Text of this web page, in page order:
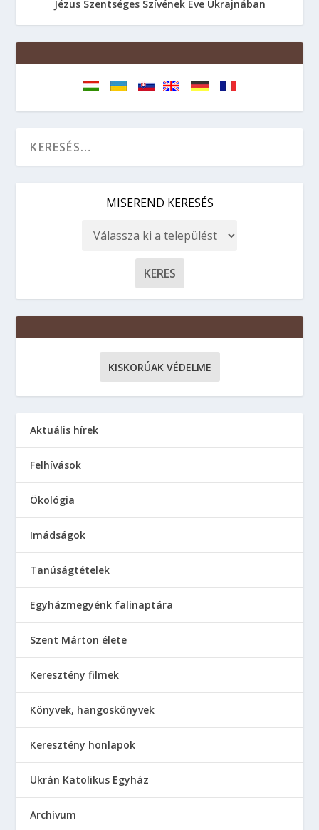
Jézus Szentséges Szívének Éve Ukrajnában
MISEREND KERESÉS
KISKORÚAK VÉDELME
Aktuális hírek
Felhívások
Ökológia
Imádságok
Tanúságtételek
Egyházmegyénk falinaptára
Szent Márton élete
Keresztény filmek
Könyvek, hangoskönyvek
Keresztény honlapok
Ukrán Katolikus Egyház
Аrchívum